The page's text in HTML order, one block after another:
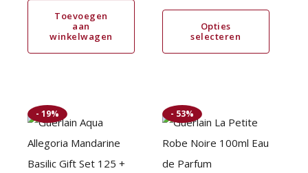
was:
Toevoegen
aan
winkelwagen
Opties
selecteren
- 19% - 53%
Dit
product
heeft